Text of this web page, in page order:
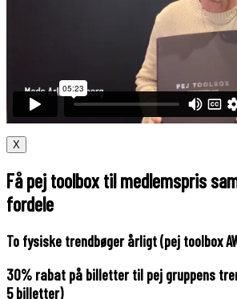
X
Få pej toolbox til medlemspris
fordele
To fysiske trendbøger årligt (pej toolbox
30% rabat på billetter til pej gruppens
5 billetter)